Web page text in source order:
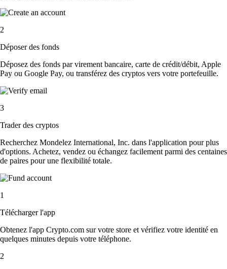
2
Déposer des fonds
Déposez des fonds par virement bancaire, carte de crédit/débit, Apple
Pay ou Google Pay, ou transférez des cryptos vers votre portefeuille.
3
Trader des cryptos
Recherchez Mondelez International, Inc. dans l'application pour plus
d'options. Achetez, vendez ou échangez facilement parmi des centaines
de paires pour une flexibilité totale.
1
Télécharger l'app
Obtenez l'app Crypto.com sur votre store et vérifiez votre identité en
quelques minutes depuis votre téléphone.
2